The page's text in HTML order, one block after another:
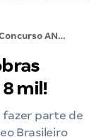
Concurso ANSA da Petrobras oferta 126 vagas. Até R$ 8 mil!
mil!
fazer parte de
Brasileiro